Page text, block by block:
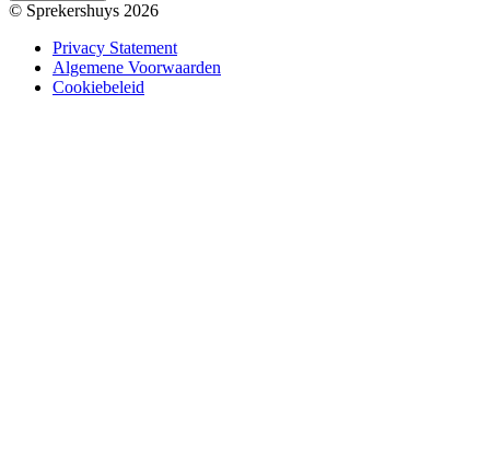
© Sprekershuys 2026
Privacy Statement
Algemene Voorwaarden
Cookiebeleid